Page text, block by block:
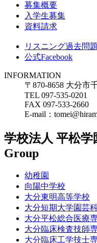
募集概要
入学生募集
資料請求
リスニング過去問題
公式Facebook
INFORMATION
〒870-8658 大分市
TEL 097-535-0201
FAX 097-533-2660
E-mail：
学校法人 平松学
Group
幼稚園
向陽中学校
大分東明高等学校
大分短期大学園芸
大分平松総合医療
大分臨床検査技師
大分臨床工学技士